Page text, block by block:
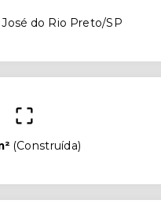
do Rio Preto/SP
(Construída)